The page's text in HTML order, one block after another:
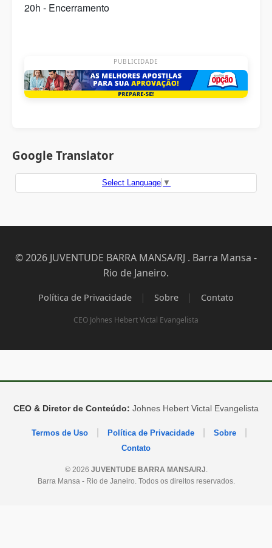
20h - Encerramento
PUBLICIDADE
Google Translator
Select Language ▼
© 2026 JUVENTUDE BARRA MANSA/RJ . Barra Mansa -
Rio de Janeiro.
Política de Privacidade | Sobre | Contato
CEO Johnes Hebert Victal Evangelista
CEO & Diretor de Conteúdo: Johnes Hebert Victal Evangelista
Termos de Uso Política de Privacidade Sobre
Contato
© 2026 JUVENTUDE BARRA MANSA/RJ.
Barra Mansa - Rio de Janeiro. Todos os direitos reservados.